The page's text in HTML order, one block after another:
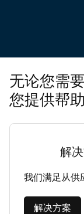
无论您需
您提供帮助
解
我们满足从供
解决方案